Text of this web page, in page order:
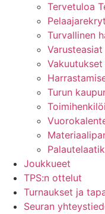
Tervetuloa
Turvallinen
Varusteasiat
Turun
Joukkueet
TPS:n ottelut
Turnaukset ja
Seuran